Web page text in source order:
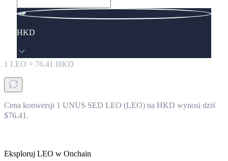
HKD
1 LEO = 76.41 HKD
Cena konwersji 1 UNUS SED LEO (LEO) na HKD wynosi dziś
$76.41.
Eksploruj LEO w Onchain